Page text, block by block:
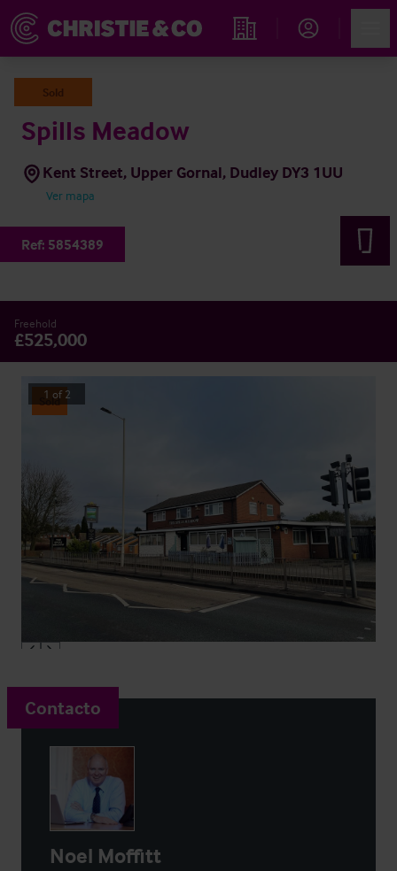
Propiedades
Sold
Spills Meadow
Kent Street, Upper Gornal, Dudley DY3 1UU
Ver mapa
Ref: 5854389
Freehold
£525,000
Sold
1 of 2
Contacto
Noel Moffitt